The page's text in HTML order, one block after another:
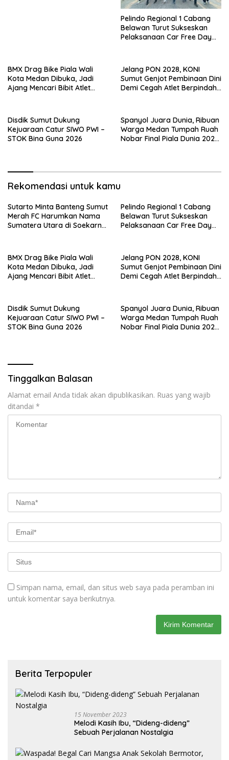
Pelindo Regional 1 Cabang
Belawan Turut Sukseskan
Pelaksanaan Car Free Day
BMX Drag Bike Piala Wali
Kota Medan Dibuka, Jadi
Ajang Mencari Bibit Atlet
Jelang PON 2028, KONI
Sumut Genjot Pembinaan Dini
Demi Cegah Atlet Berpindah
Disdik Sumut Dukung
Kejuaraan Catur SIWO PWI –
STOK Bina Guna 2026
Spanyol Juara Dunia, Ribuan
Warga Medan Tumpah Ruah
Nobar Final Piala Dunia 2026
Rekomendasi untuk kamu
Sutarto Minta Banteng Sumut
Merah FC Harumkan Nama
Sumatera Utara di Soekarno
Pelindo Regional 1 Cabang
Belawan Turut Sukseskan
Pelaksanaan Car Free Day
BMX Drag Bike Piala Wali
Kota Medan Dibuka, Jadi
Ajang Mencari Bibit Atlet
Jelang PON 2028, KONI
Sumut Genjot Pembinaan Dini
Demi Cegah Atlet Berpindah
Disdik Sumut Dukung
Kejuaraan Catur SIWO PWI –
STOK Bina Guna 2026
Spanyol Juara Dunia, Ribuan
Warga Medan Tumpah Ruah
Nobar Final Piala Dunia 2026
Tinggalkan Balasan
Alamat email Anda tidak akan dipublikasikan. Ruas yang wajib
ditandai *
Simpan nama, email, dan situs web saya pada peramban ini
untuk komentar saya berikutnya.
Berita Terpopuler
15 November 2023
Melodi Kasih Ibu, “Dideng-dideng”
Sebuah Perjalanan Nostalgia